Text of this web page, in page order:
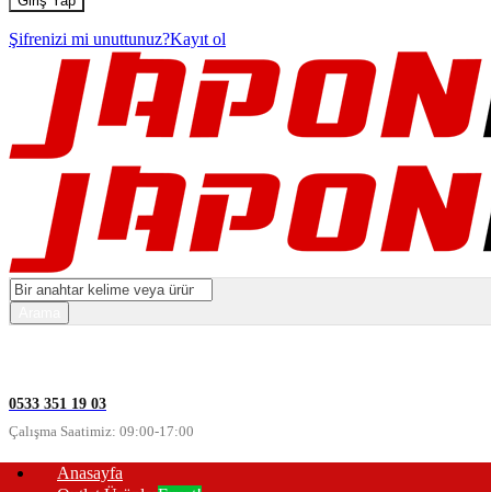
Şifrenizi mi unuttunuz?Kayıt ol
0533 351 19 03
Çalışma Saatimiz: 09:00-17:00
Anasayfa